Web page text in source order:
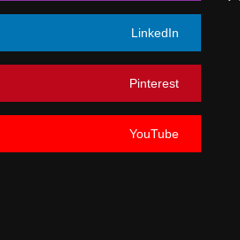
LinkedIn
Pinterest
YouTube